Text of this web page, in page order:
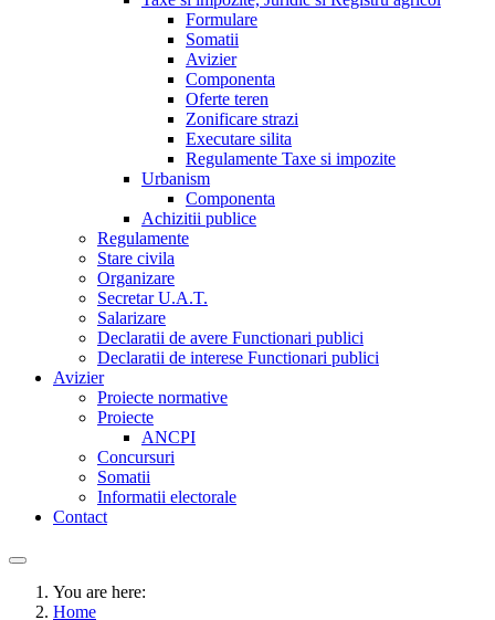
Formulare
Somatii
Avizier
Componenta
Oferte teren
Zonificare strazi
Executare silita
Regulamente Taxe si impozite
Urbanism
Componenta
Achizitii publice
Regulamente
Stare civila
Organizare
Secretar U.A.T.
Salarizare
Declaratii de avere Functionari publici
Declaratii de interese Functionari publici
Avizier
Proiecte normative
Proiecte
ANCPI
Concursuri
Somatii
Informatii electorale
Contact
You are here:
Home